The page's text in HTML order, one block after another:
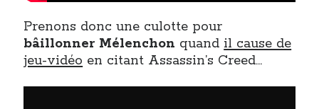
Prenons donc une culotte pour
bâillonner Mélenchon quandil cause de
jeu-vidéo en citant Assassin’s Creed…